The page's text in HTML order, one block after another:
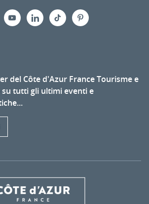
del Côte d'Azur France Tourisme e
tutti gli ultimi eventi e